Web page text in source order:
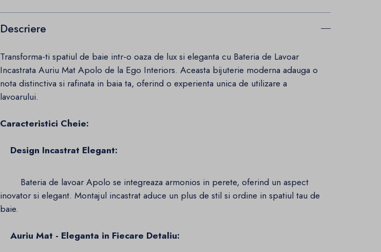
Descriere
Transforma-ti spatiul de baie intr-o oaza de lux si eleganta cu Bateria de Lavoar
Incastrata Auriu Mat Apolo de la Ego Interiors. Aceasta bijuterie moderna adauga o
nota distinctiva si rafinata in baia ta, oferind o experienta unica de utilizare a
lavoarului.
Caracteristici Cheie:
Design Incastrat Elegant:
Bateria de lavoar Apolo se integreaza armonios in perete, oferind un aspect
inovator si elegant. Montajul incastrat aduce un plus de stil si ordine in spatiul tau de
baie.
Auriu Mat - Eleganta in Fiecare Detaliu: